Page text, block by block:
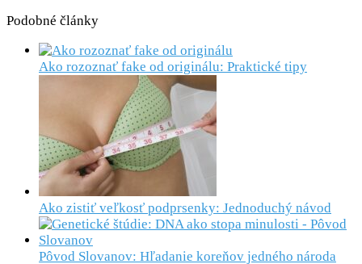
Podobné články
Ako rozoznať fake od originálu: Praktické tipy
Ako zistiť veľkosť podprsenky: Jednoduchý návod
Pôvod Slovanov: Hľadanie koreňov jedného národa